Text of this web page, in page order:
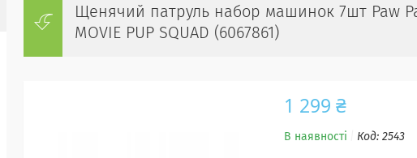
Щенячий патруль набор машинок 7шт Paw
MOVIE PUP SQUAD (6067861)
1 299 ₴
В наявності Код: 2543